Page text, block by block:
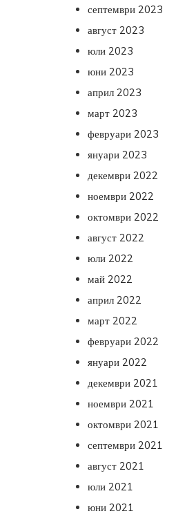
септември 2023
август 2023
юли 2023
юни 2023
април 2023
март 2023
февруари 2023
януари 2023
декември 2022
ноември 2022
октомври 2022
август 2022
юли 2022
май 2022
април 2022
март 2022
февруари 2022
януари 2022
декември 2021
ноември 2021
октомври 2021
септември 2021
август 2021
юли 2021
юни 2021